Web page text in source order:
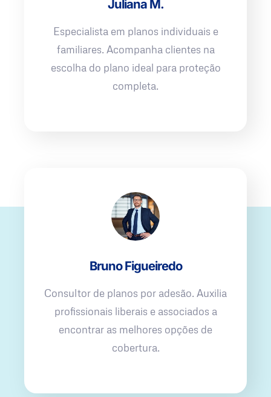
Juliana M.
Especialista em planos individuais e
familiares. Acompanha clientes na
escolha do plano ideal para proteção
completa.
Bruno Figueiredo
Consultor de planos por adesão. Auxilia
profissionais liberais e associados a
encontrar as melhores opções de
cobertura.